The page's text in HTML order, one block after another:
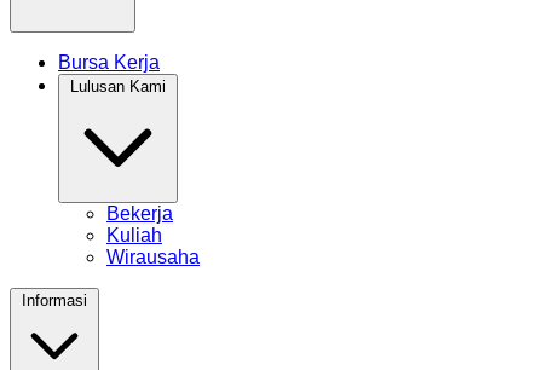
Bursa Kerja
Bekerja
Kuliah
Wirausaha